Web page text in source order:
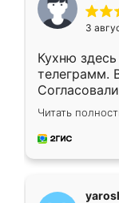
3
Кухню
телеграмм.
недели
довольны
мебель за
Читать